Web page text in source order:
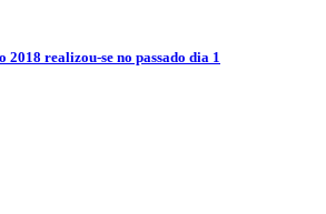
2018 realizou-se no passado dia 1